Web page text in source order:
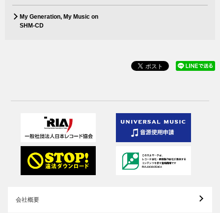
My Generation, My Music on
SHM-CD
会社概要